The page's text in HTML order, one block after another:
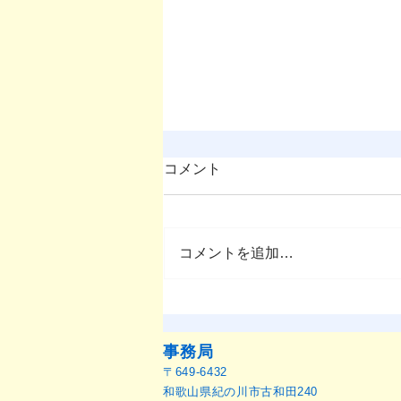
催のお知らせ
コメント
コメントを追加…
事務局
〒649-6432
和歌山県紀の川市古和田240